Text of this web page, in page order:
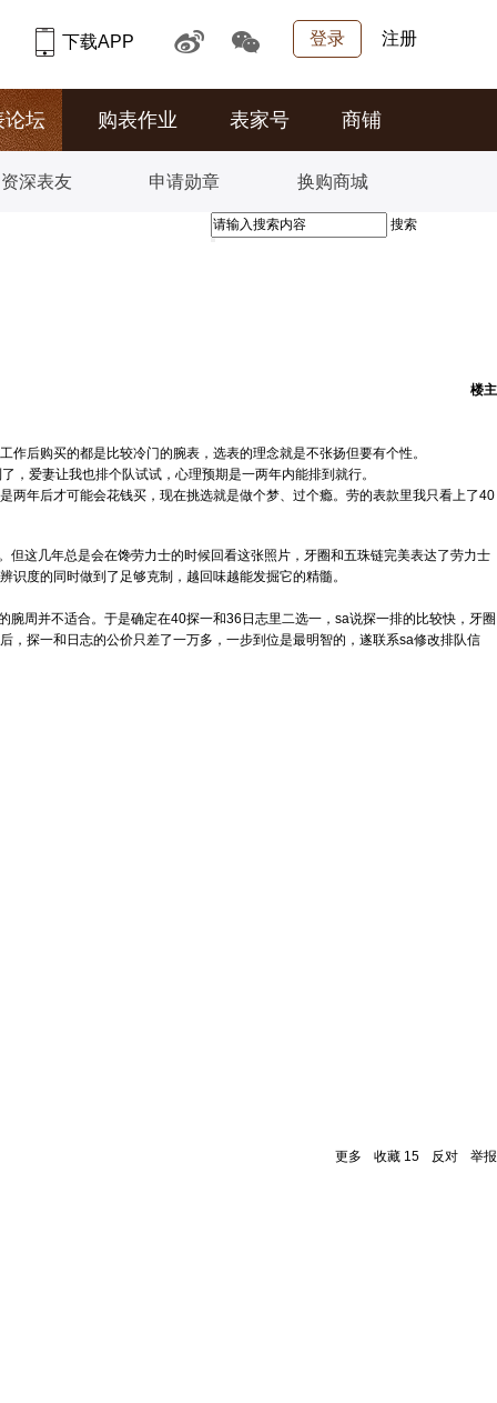
登录 注册
下载APP
论坛 购表作业 表家号 商铺
资深表友 申请勋章 换购商城
搜索
楼主
后购买的都是比较冷门的腕表，选表的理念就是不张扬但要有个性。
爱妻让我也排个队试试，心理预期是一两年内能排到就行。
年后才可能会花钱买，现在挑选就是做个梦、过个瘾。劳的表款里我只看上了40
但这几年总是会在馋劳力士的时候回看这张照片，牙圈和五珠链完美表达了劳力士
度的同时做到了足够克制，越回味越能发掘它的精髓。
周并不适合。于是确定在40探一和36日志里二选一，sa说探一排的比较快，牙圈
探一和日志的公价只差了一万多，一步到位是最明智的，遂联系sa修改排队信
更多 收藏 15 反对 举报